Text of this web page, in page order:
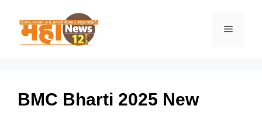
Menu
BMC Bharti 2025 New